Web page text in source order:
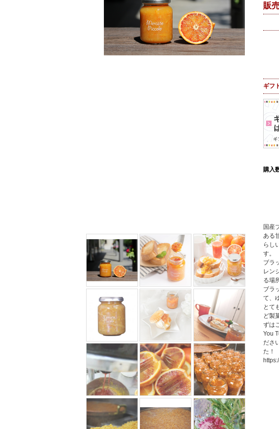
販
ギフ
購入
国産
ある
らし
す。
ブラ
レン
る場
ブラ
て、
とて
ど製
ずは
You
ださ
た！